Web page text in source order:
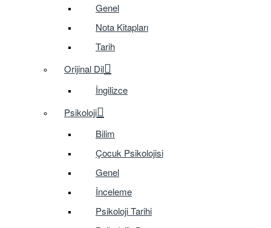
Genel
Nota Kitapları
Tarih
Orijinal Dil
İngilizce
Psikoloji
Bilim
Çocuk Psikolojisi
Genel
İnceleme
Psikoloji Tarihi